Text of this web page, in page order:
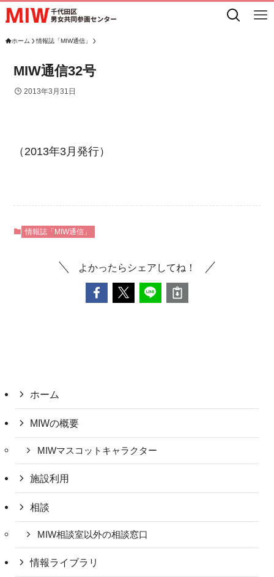
ホーム 情報誌「MIW通信」
MIW通信32号
2013年3月31日
（2013年3月発行）
情報誌「MIW通信」
よかったらシェアしてね！
ホーム
MIWの概要
MIWマスコットキャラクター
施設利用
相談
MIW相談室以外の相談窓口
情報ライブラリ